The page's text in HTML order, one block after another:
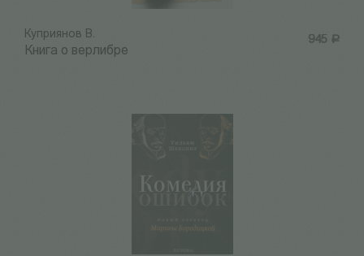
945 Р
Куприянов В.
Книга о верлибре